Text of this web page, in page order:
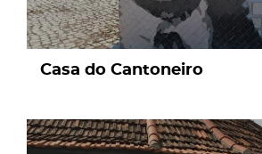
Casa do Cantoneiro
page